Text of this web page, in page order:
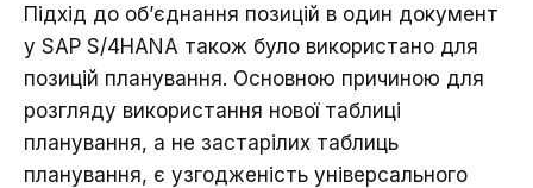
Підхід до об’єднання позицій в один документ
у SAP S/4HANA також було використано для
позицій планування. Основною причиною для
розгляду використання нової таблиці
планування, а не застарілих таблиць
планування, є узгодженість універсального